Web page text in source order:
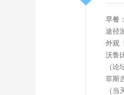
早餐
途径
外观
沃鲁
（
菲斯
（当